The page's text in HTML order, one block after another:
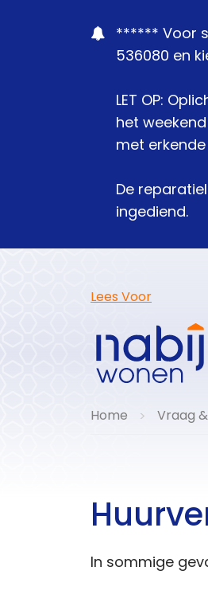
****** Voor
536080 en
LET OP:
het
met
De
ingediend.
Lees Voor
Home > Vraag
In sommige